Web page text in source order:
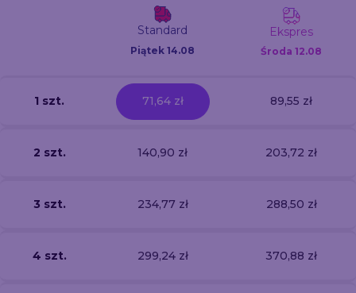
Standard
Piątek 14.08
Ekspres
Środa 12.08
1 szt. 71,64 zł 89,55 zł
2 szt. 140,90 zł 203,72 zł
3 szt. 234,77 zł 288,50 zł
4 szt. 299,24 zł 370,88 zł